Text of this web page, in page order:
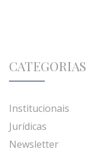
CATEGORIAS
Institucionais
Jurídicas
Newsletter